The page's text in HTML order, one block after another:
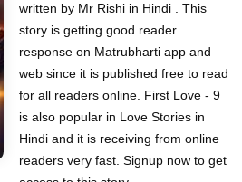
written by Mr Rishi in Hindi . This
story is getting good reader
response on Matrubharti app and
web since it is published free to read
for all readers online. First Love - 9
is also popular in Love Stories in
Hindi and it is receiving from online
readers very fast. Signup now to get